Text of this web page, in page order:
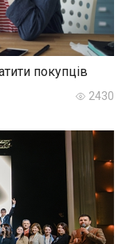
покупців
2430